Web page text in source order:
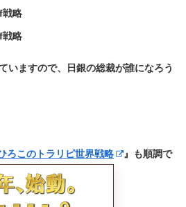
戦略
戦略
いますので、日銀の総裁が誰になろう
ろこのトラリピ世界戦略 』も順調で